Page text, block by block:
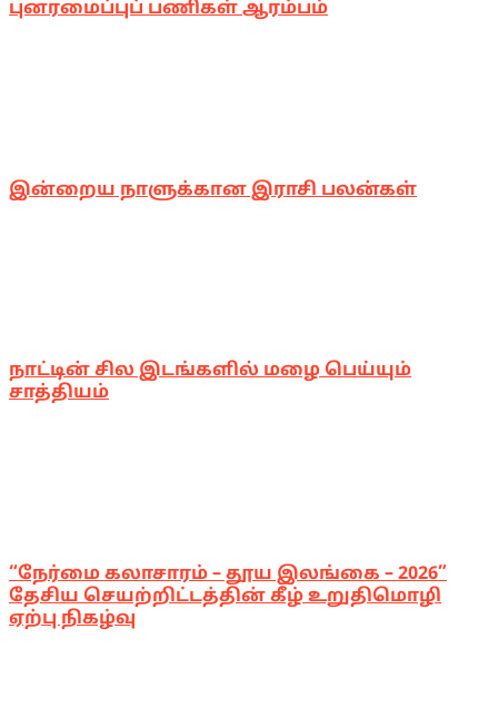
புனரமைப்புப் பணிகள் ஆரம்பம்
இன்றைய நாளுக்கான இராசி பலன்கள்
நாட்டின் சில இடங்களில் மழை பெய்யும்
சாத்தியம்
“நேர்மை கலாசாரம் – தூய இலங்கை – 2026”
தேசிய செயற்றிட்டத்தின் கீழ் உறுதிமொழி
ஏற்பு நிகழ்வு